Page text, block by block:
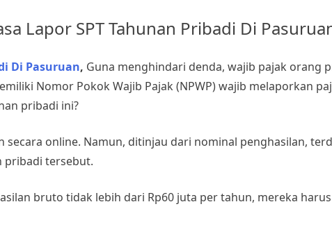
Lapor SPT Tahunan Pribadi Di
Di Pasuruan, Guna menghindari denda, wajib pajak orang
Nomor Pokok Wajib Pajak (NPWP) wajib melaporkan
pribadi ini?
secara online. Namun, ditinjau dari nominal penghasilan,
pribadi tersebut.
bruto tidak lebih dari Rp60 juta per tahun, mereka